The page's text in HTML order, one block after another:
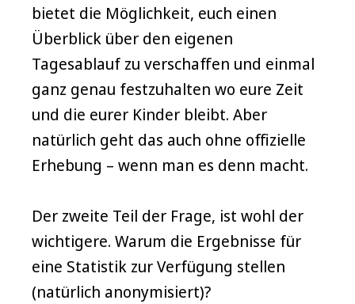
bietet die Möglichkeit, euch einen
Überblick über den eigenen
Tagesablauf zu verschaffen und einmal
ganz genau festzuhalten wo eure Zeit
und die eurer Kinder bleibt. Aber
natürlich geht das auch ohne offizielle
Erhebung – wenn man es denn macht.
Der zweite Teil der Frage, ist wohl der
wichtigere. Warum die Ergebnisse für
eine Statistik zur Verfügung stellen
(natürlich anonymisiert)?